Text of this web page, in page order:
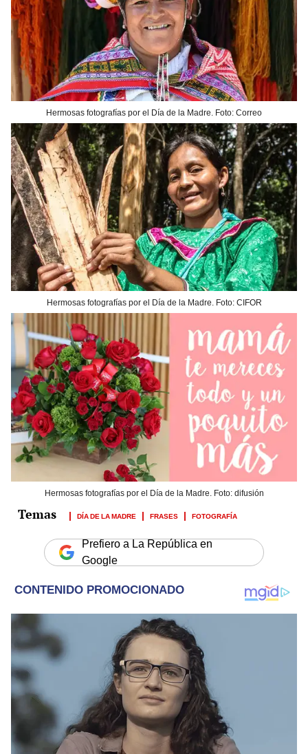
Hermosas fotografías por el Día de la Madre. Foto: Correo
Hermosas fotografías por el Día de la Madre. Foto: CIFOR
Hermosas fotografías por el Día de la Madre. Foto: difusión
DÍA DE LA MADRE FRASES FOTOGRAFÍA
Prefiero a La República en
Google